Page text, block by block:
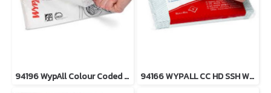
94196 WypAll Colour Coded Food Service Cloths White 94166 WYPALL CC HD SSH WHT 20X12